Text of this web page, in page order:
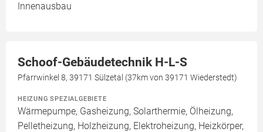
Innenausbau
Schoof-Gebäudetechnik H-L-S
Pfarrwinkel 8, 39171 Sülzetal (37km von 39171 Wiederstedt)
HEIZUNG SPEZIALGEBIETE
Wärmepumpe, Gasheizung, Solarthermie, Ölheizung,
Pelletheizung, Holzheizung, Elektroheizung, Heizkörper,